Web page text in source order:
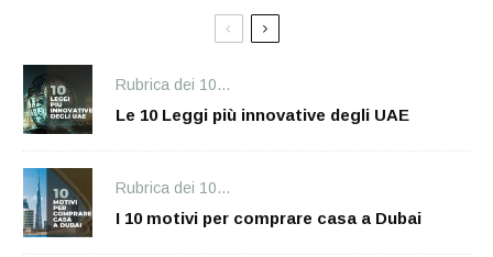
Rubrica dei 10...
Le 10 Leggi più innovative degli UAE
Rubrica dei 10...
I 10 motivi per comprare casa a Dubai